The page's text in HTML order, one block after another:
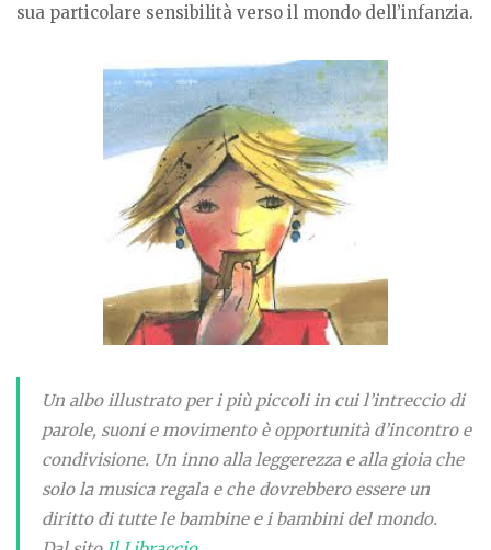
sua particolare sensibilità verso il mondo dell’infanzia.
Un albo illustrato per i più piccoli in cui l’intreccio di
parole, suoni e movimento è opportunità d’incontro e
condivisione. Un inno alla leggerezza e alla gioia che
solo la musica regala e che dovrebbero essere un
diritto di tutte le bambine e i bambini del mondo.